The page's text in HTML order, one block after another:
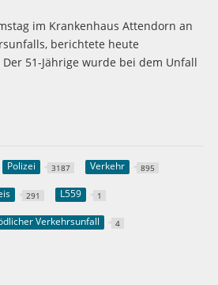
im Krankenhaus Attendorn an
berichtete heute
51-Jährige wurde bei dem Unfall
Polizei 3187 Verkehr 895
291 L559 1
Verkehrsunfall 4